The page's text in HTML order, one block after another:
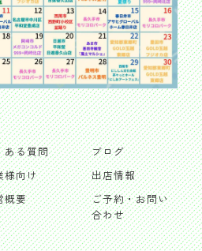
ある質問
様向け
概要
ブログ
出店情報
ご予約・お問い
合わせ